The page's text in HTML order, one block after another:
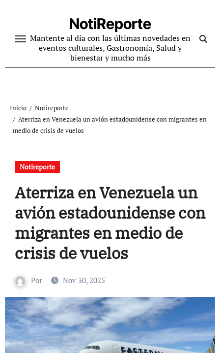
contenido
NotiReporte
Mantente al día con las últimas novedades en
eventos culturales, Gastronomía, Salud y
bienestar y mucho más
Inicio
Notireporte
Aterriza en Venezuela un avión estadounidense con migrantes en
medio de crisis de vuelos
Notireporte
Aterriza en Venezuela un
avión estadounidense con
migrantes en medio de
crisis de vuelos
Por Nov 30, 2025